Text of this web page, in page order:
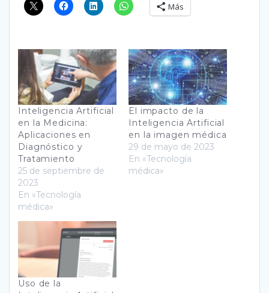
Más
Inteligencia Artificial
en la Medicina:
Aplicaciones en
Diagnóstico y
Tratamiento
25 de septiembre de
2023
En «Tecnología
médica»
El impacto de la
Inteligencia Artificial
en la imagen médica
29 de mayo de 2023
En «Tecnología
médica»
Uso de la